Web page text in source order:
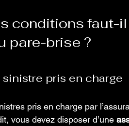
conditions faut-
pare-brise ?
pris en charge
pris en charge par
vous devez disposer d’une